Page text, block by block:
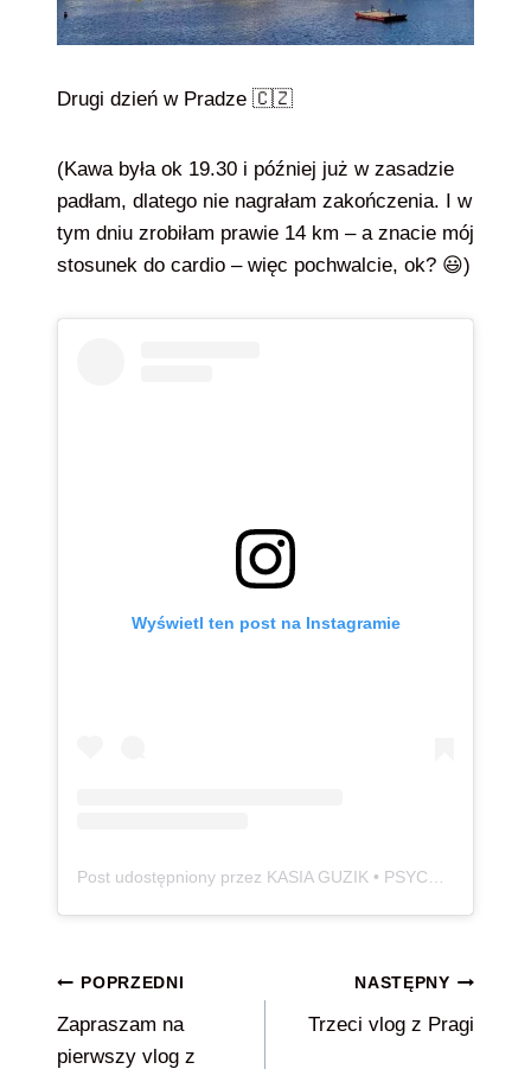
Drugi dzień w Pradze 🇨🇿
(Kawa była ok 19.30 i później już w zasadzie
padłam, dlatego nie nagrałam zakończenia. I w
tym dniu zrobiłam prawie 14 km – a znacie mój
stosunek do cardio – więc pochwalcie, ok? 😃)
Wyświetl ten post na Instagramie
Nawigacja
wpisu
POPRZEDNI
Zapraszam na
pierwszy vlog z
NASTĘPNY
Trzeci vlog z Pragi